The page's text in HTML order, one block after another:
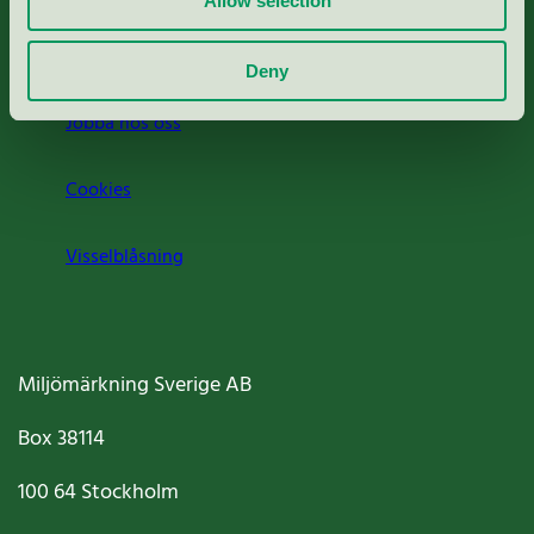
Deny
Jobba hos oss
Cookies
Visselblåsning
Miljömärkning Sverige AB
Box38114
100 64Stockholm